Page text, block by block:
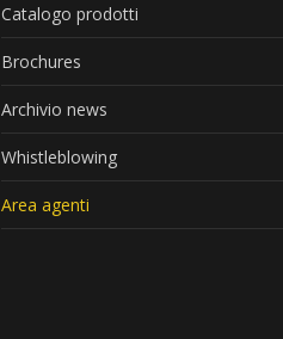
Catalogo prodotti
Brochures
Archivio news
Whistleblowing
Area agenti